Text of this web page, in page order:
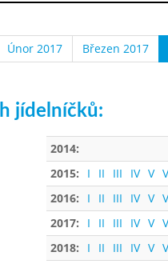
Únor 2017 Březen 2017
jídelníčků:
2014:
2015:
I II III IV V
2016:
I II III IV V
2017:
I II III IV V
2018:
I II III IV V